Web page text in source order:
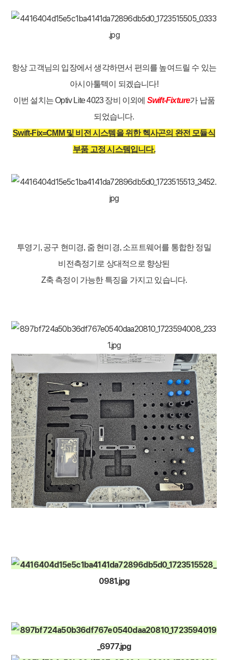
항상 고객님의 입장에서 생각하면서 편의를 높여드릴 수 있는
아시아툴텍이 되겠습니다!
이번 설치는 Optiv Lite 4023 장비 이외에 Swift-Fixture가 납품
되었습니다.
Swift-Fix=CMM 및 비전 시스템을 위한 헥사곤의 완전 모듈식
부품 고정 시스템입니다.
투영기, 공구 현미경, 줌 현미경, 소프트웨어를 통합한 정밀
비전측정기로 상대적으로 향상된
Z축 측정이 가능한 특징을 가지고 있습니다.